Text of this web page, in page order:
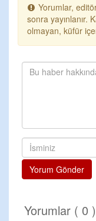
Yorumlar,
sonra yayınlanır.
olmayan, küfür
Yorum Gönder
Yorumlar ( 0 )